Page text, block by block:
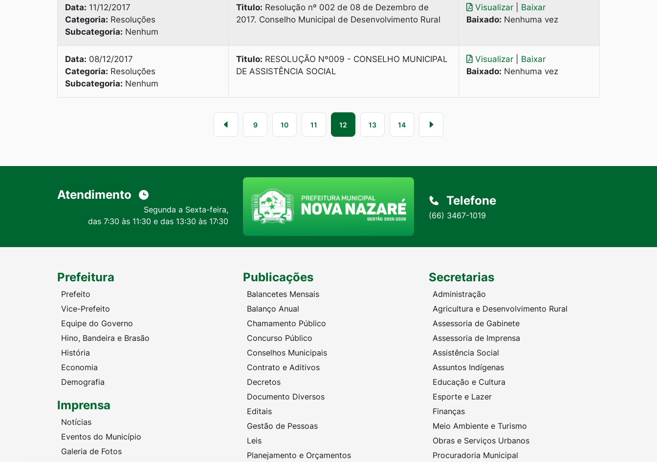
Data: 11/12/2017
Categoria: Resoluções
Subcategoria: Nenhum
Titulo: Resolução nº 002 de 08 de Dezembro de
2017. Conselho Municipal de Desenvolvimento Rural
Visualizar
Baixar
Baixado: Nenhuma vez
Data: 08/12/2017
Categoria: Resoluções
Subcategoria: Nenhum
Titulo: RESOLUÇÃO Nº009 - CONSELHO MUNICIPAL
DE ASSISTÊNCIA SOCIAL
Visualizar
Baixar
Baixado: Nenhuma vez
9 10 11 12 13 14
Atendimento
Segunda a Sexta-feira,
das 7:30 às 11:30 e das 13:30 às 17:30
Telefone
(66) 3467-1019
Prefeitura
Prefeito
Vice-Prefeito
Equipe do Governo
Hino, Bandeira e Brasão
História
Economia
Demografia
Imprensa
Notícias
Eventos do Município
Galeria de Fotos
Publicações
Balancetes Mensais
Balanço Anual
Chamamento Público
Concurso Público
Conselhos Municipais
Contrato e Aditivos
Decretos
Documento Diversos
Editais
Gestão de Pessoas
Leis
Planejamento e Orçamentos
Secretarias
Administração
Agricultura e Desenvolvimento Rural
Assessoria de Gabinete
Assessoria de Imprensa
Assistência Social
Assuntos Indígenas
Educação e Cultura
Esporte e Lazer
Finanças
Meio Ambiente e Turismo
Obras e Serviços Urbanos
Procuradoria Municipal